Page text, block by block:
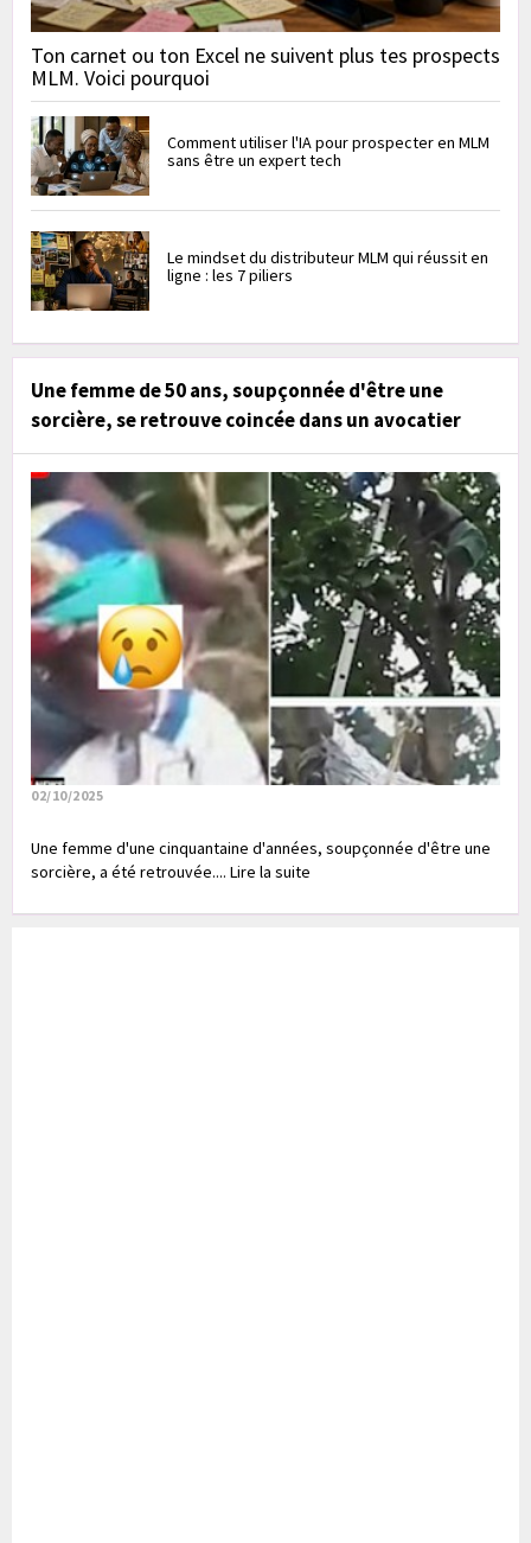
Ton carnet ou ton Excel ne suivent plus tes prospects
MLM. Voici pourquoi
Comment utiliser l'IA pour prospecter en MLM
sans être un expert tech
Le mindset du distributeur MLM qui réussit en
ligne : les 7 piliers
Une femme de 50 ans, soupçonnée d'être une
sorcière, se retrouve coincée dans un avocatier
02/10/2025
Une femme d'une cinquantaine d'années, soupçonnée d'être une
sorcière, a été retrouvée.... Lire la suite